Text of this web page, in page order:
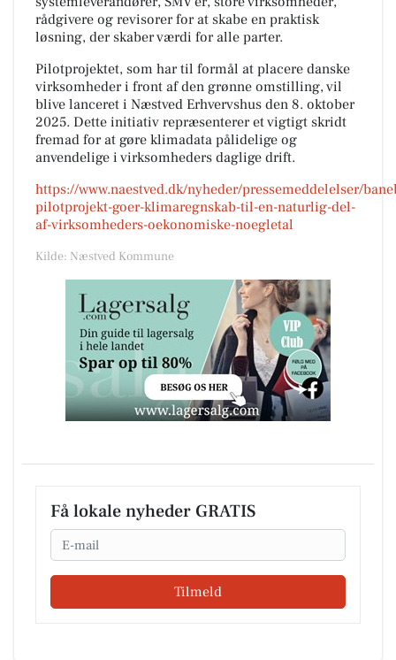
rådgivere og revisorer for at skabe en praktisk
løsning, der skaber værdi for alle parter.
Pilotprojektet, som har til formål at placere danske
virksomheder i front af den grønne omstilling, vil
blive lanceret i Næstved Erhvervshus den 8. oktober
2025. Dette initiativ repræsenterer et vigtigt skridt
fremad for at gøre klimadata pålidelige og
anvendelige i virksomheders daglige drift.
https://www.naestved.dk/nyheder/pressemeddelelser/
pilotprojekt-goer-klimaregnskab-til-en-naturlig-del-
af-virksomheders-oekonomiske-noegletal
Kilde: Næstved Kommune
Få lokale nyheder GRATIS
Email
Tilmeld